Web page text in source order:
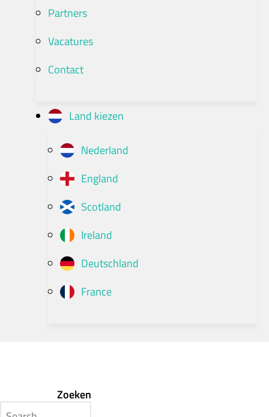
Partners
Vacatures
Contact
Land kiezen
Nederland
England
Scotland
Ireland
Deutschland
France
Zoeken